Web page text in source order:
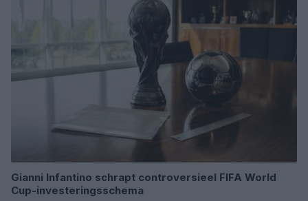
Gianni Infantino schrapt controversieel FIFA World
Cup-investeringsschema